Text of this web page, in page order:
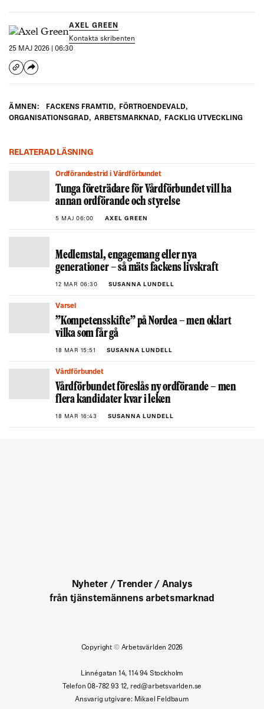
AXEL GREEN
Kontakta skribenten
25 MAJ 2026 | 06:30
ÄMNEN: FACKENS FRAMTID, FÖRTROENDEVALD,
ORGANISATIONSGRAD, ARBETSMARKNAD, FACKLIG UTVECKLING
RELATERAD LÄSNING
Ordförandestrid i Vårdförbundet
Tunga företrädare för Vårdförbundet vill ha
annan ordförande och styrelse
5 MAJ 06:00 AXEL GREEN
Medlemstal, engagemang eller nya
generationer – så mäts fackens livskraft
12 MAR 06:30 SUSANNA LUNDELL
Varsel
”Kompetensskifte” på Nordea – men oklart
vilka som får gå
18 MAR 15:51 SUSANNA LUNDELL
Vårdförbundet
Vårdförbundet föreslås ny ordförande – men
flera kandidater kvar i leken
18 MAR 16:43 SUSANNA LUNDELL
Nyheter / Trender / Analys
från tjänstemännens arbetsmarknad
Copyright ©Arbetsvärlden 2026
Linnégatan 14, 114 94 Stockholm
Telefon 08-782 93 12, red@arbetsvarlden.se
Ansvarig utgivare: Mikael Feldbaum